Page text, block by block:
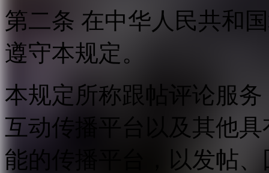
第二条 在中华人民共和
遵守本规定。
本规定所称跟帖评论服
互动传播平台以及其他
能的传播平台，以发帖